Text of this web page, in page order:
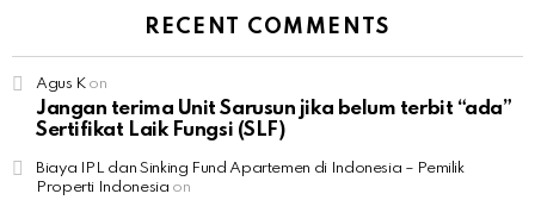
RECENT COMMENTS
Agus Kon
Jangan terima Unit Sarusun jika belum terbit “ada”
Sertifikat Laik Fungsi (SLF)
Biaya IPL dan Sinking Fund Apartemen di Indonesia – Pemilik
Properti Indonesia on